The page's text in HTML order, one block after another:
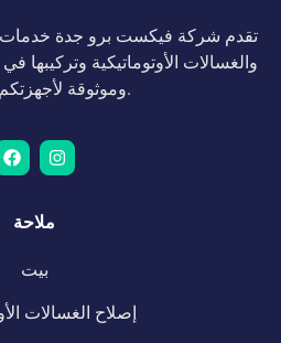
تقدم شركة فيكست برو جدة خدمات
والغسالات الأوتوماتيكية
وموثوقة لأجهزتكم المنزلية.
ملاحة
بيت
إصلاح الغسالات